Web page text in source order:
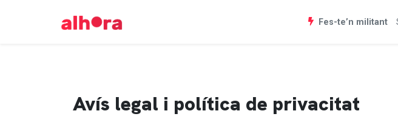
Fes-te’n militant
Avís legal i política de privacitat